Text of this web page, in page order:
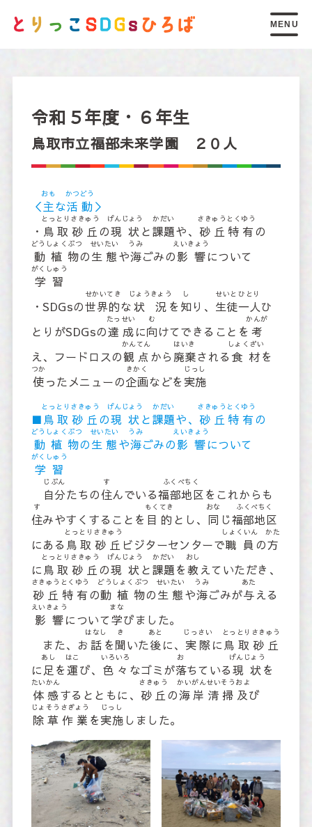
MENU
17個の目標 を調べる
こ でんどうし
SDGsを学
まな
べる資料
しりょう
の紹介
しょうかい
らせ
令和５年度・６年生
鳥取市立福部未来学園 ２０人
＜主
おも
な活動
かつどう
＞
・ 鳥取砂丘
とっとりさきゅう
の現状
げんじょう
と課題
かだい
や、 砂丘特有
さきゅうとくゆう
の
動植物
どうしょくぶつ
の生態
せいたい
や海
うみ
ごみの影響
えいきょう
について
学習
がくしゅう
・SDGsの世界的
せかいてき
な状況
じょうきょう
を知
し
り、 生徒
せいと
一人
ひとり
ひ
とりがSDGsの達成
たっせい
に向
む
けてできることを 考
かんが
え、フードロスの観点
かんてん
から 廃棄
はいき
される食材
しょくざい
を
使
つか
ったメニューの企画
きかく
などを実施
じっし
■ 鳥取砂丘
とっとりさきゅう
の現状
げんじょう
と課題
かだい
や、 砂丘特有
さきゅうとくゆう
の
動植物
どうしょくぶつ
の生態
せいたい
や海
うみ
ごみの影響
えいきょう
について
学習
がくしゅう
自分
じぶん
たちの住
す
んでいる福部地区
ふくべちく
をこれからも
住
す
みやすくすることを 目的
もくてき
とし、 同
おな
じ福部地区
ふくべちく
にある 鳥取砂丘
とっとりさきゅう
ビジターセンターで職員
しょくいん
の方
かた
に 鳥取砂丘
とっとりさきゅう
の現状
げんじょう
と課題
かだい
を教
おし
えていただき、
砂丘特有
さきゅうとくゆう
の動植物
どうしょくぶつ
の生態
せいたい
や海
うみ
ごみが与
あた
える
影響
えいきょう
について学
まな
びました。
また、お 話
はなし
を聞
き
いた後
あと
に、 実際
じっさい
に 鳥取砂丘
とっとりさきゅう
に 足
あし
を運
はこ
び、 色々
いろいろ
なゴミが落
お
ちている現状
げんじょう
を
体感
たいかん
するとともに、 砂丘
さきゅう
の海岸清掃及
かいがんせいそうおよ
び
除草作業
じょそうさぎょう
を実施
じっし
しました。